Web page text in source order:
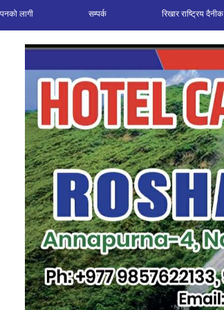
लागी सम्पर्क रिखार राष्ट्रिय दैनीक